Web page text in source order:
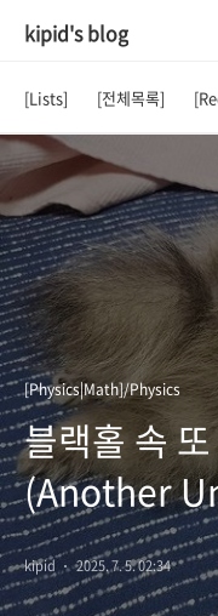
kipid's blog
[Lists] [전체목록]
[Physics|Math]/Physics
블랙홀 속
(Another
Black
kipid 2025. 7. 5. 02:34